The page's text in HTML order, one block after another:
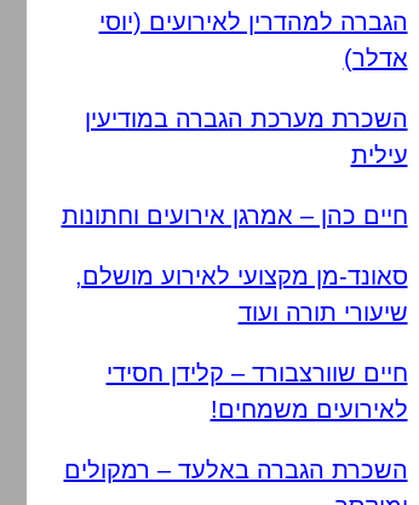
הגברה למהדרין לאירועים (יוסי
אדלר)
השכרת מערכת הגברה במודיעין
עילית
חיים כהן – אמרגן אירועים וחתונות
סאונד-מן מקצועי לאירוע מושלם,
שיעורי תורה ועוד
חיים שוורצבורד – קלידן חסידי
לאירועים משמחים!
השכרת הגברה באלעד – רמקולים